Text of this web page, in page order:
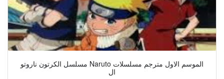
مسلسل الكرتون ناروتو Naruto الموسم الاول مترجم مسلسلات
ال